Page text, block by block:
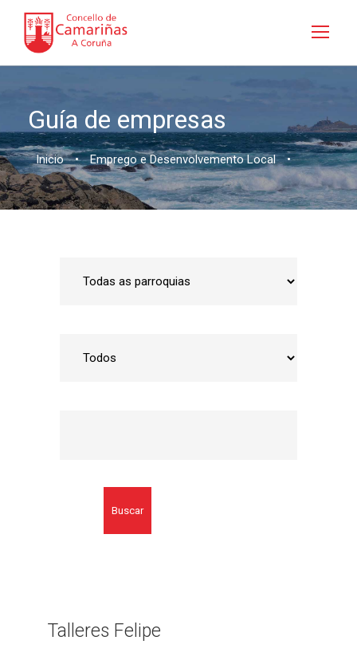
Guía de empresas
Inicio • Emprego e Desenvolvemento Local •
Buscar
Talleres Felipe